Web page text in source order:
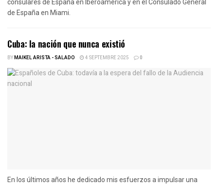
consulares de España en Iberoamérica y en el Consulado General
de España en Miami.
Cuba: la nación que nunca existió
BYMAIKEL ARISTA - SALADO 4 SEPTEMBRE 2025 0
En los últimos años he dedicado mis esfuerzos a impulsar una